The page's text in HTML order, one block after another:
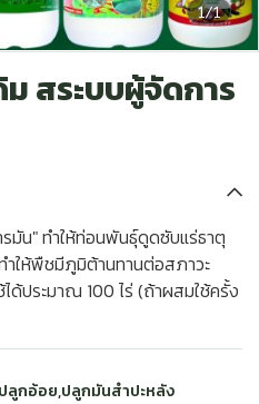
1/1
สระบบผู้จัดการ
มัน" ทำให้ท่อนพันธุ์ดูดซับแร่ธาตุ
ให้พืชมีภูมิต้านทานต่อสภาวะ
ประมาณ 100 ไร่ (ถ้าผสมใช้ครั้ง
ปลูกอ้อย,ปลูกมันสำปะหลัง